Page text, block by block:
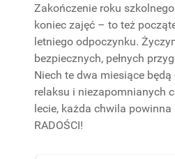
Zakończenie roku
koniec zajęć – to też
letniego odpoczynku.
bezpiecznych, pełnych
Niech te dwa miesiące
relaksu i niezapomnianych
lecie, każda chwila
RADOŚCI!